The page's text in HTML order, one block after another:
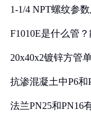
1-1/4 NPT螺纹参
F1010E是什么管
20x40x2镀锌方管
抗渗混凝土中P6
法兰PN25和PN16